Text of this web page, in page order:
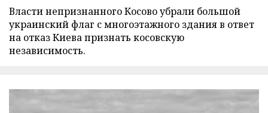
Власти непризнанного Косово убрали большой
украинский флаг с многоэтажного здания в ответ
на отказ Киева признать косовскую
независимость.